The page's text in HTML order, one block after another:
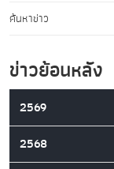
ค้นหาข่าว
ข่าวย้อนหลัง
2569
2568